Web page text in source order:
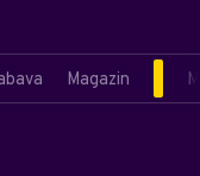
Magazin